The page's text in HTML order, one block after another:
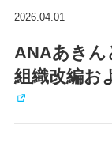
2026.04.01
ANAあきん
組織改編お